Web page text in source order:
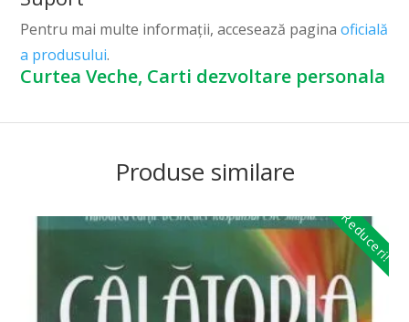
Pentru mai multe informații, accesează paginaoficială
a produsului.
Curtea Veche, Carti dezvoltare personala
Produse similare
Reduceri!